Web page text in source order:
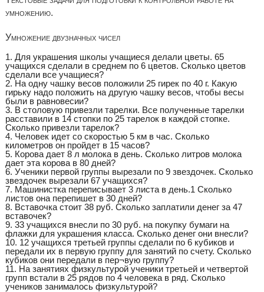
умножению.
Умножение двузначных чисел
1. Для украшения школы учащиеся делали цветы. 65
учащихся сделали в среднем по 6 цветов. Сколько цветов
сделали все учащиеся?
2. На одну чашку весов положили 25 гирек по 40 г. Какую
гирьку надо положить на другую чашку весов, чтобы весы
были в равновесии?
3. В столовую привезли тарелки. Все полученные тарелки
расставили в 14 стопки по 25 тарелок в каждой стопке.
Сколько привезли тарелок?
4. Человек идет со скоростью 5 км в час. Сколько
километров он пройдет в 15 часов?
5. Корова дает 8 л молока в день. Сколько литров молока
дает эта корова в 80 дней?
6. Ученики первой группы вырезали по 9 звездочек. Сколько
звездочек вырезали 67 учащихся?
7. Машинистка переписывает 3 листа в день.1 Сколько
листов она перепишет в 30 дней?
8. Вставочка стоит 38 руб. Сколько заплатили денег за 47
вставочек?
9. 33 учащихся внесли по 30 руб. на покупку бумаги на
флажки для украшения класса. Сколько денег они внесли?
10. 12 учащихся третьей группы сделали по 6 кубиков и
передали их в первую группу для занятий по счету. Сколько
кубиков они передали в пер¬вую группу?
11. На занятиях физкультурой ученики третьей и четвертой
групп встали в 25 рядов по 4 человека в ряд. Сколько
учеников занималось физкультурой?